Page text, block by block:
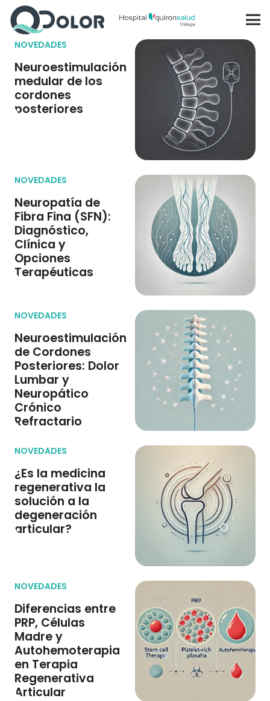
NOVEDADES
Neuroestimulación
medular de los
cordones
posteriores
NOVEDADES
Neuropatía de
Fibra Fina (SFN):
Diagnóstico,
Clínica y
Opciones
Terapéuticas
NOVEDADES
Neuroestimulación
de Cordones
Posteriores: Dolor
Lumbar y
Neuropático
Crónico
Refractario
NOVEDADES
¿Es la medicina
regenerativa la
solución a la
degeneración
articular?
NOVEDADES
Diferencias entre
PRP, Células
Madre y
Autohemoterapia
en Terapia
Regenerativa
Articular